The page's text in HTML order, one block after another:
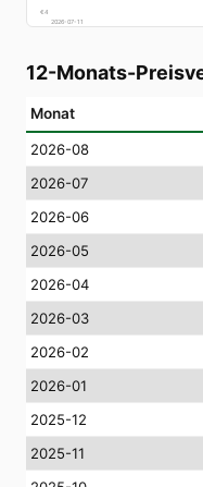
€4
2026-07-11
12-Monats-
Monat
2026-08
2026-07
2026-06
2026-05
2026-04
2026-03
2026-02
2026-01
2025-12
2025-11